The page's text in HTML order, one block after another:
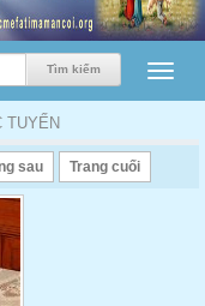
TUYẾN
sau Trang cuối